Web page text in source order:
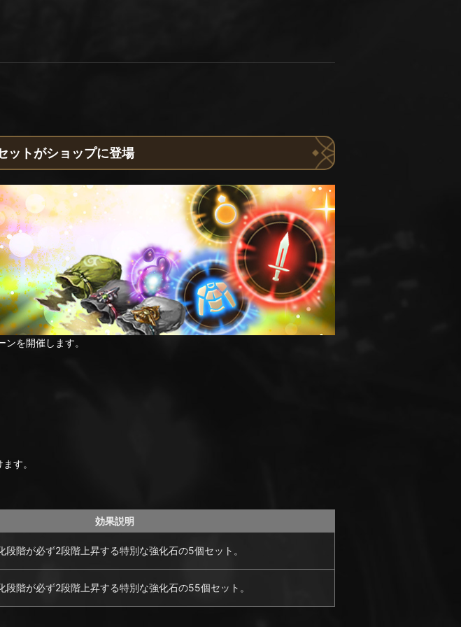
ットがショップに登場
を開催します。
す。
効果説明
段階が必ず2段階上昇する特別な強化石の5個セット。
段階が必ず2段階上昇する特別な強化石の55個セット。